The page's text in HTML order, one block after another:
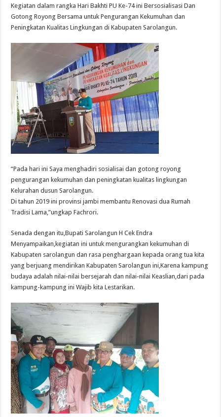
Kegiatan dalam rangka Hari Bakhti PU Ke-74 ini Bersosialisasi Dan
Gotong Royong Bersama untuk Pengurangan Kekumuhan dan
Peningkatan Kualitas Lingkungan di Kabupaten Sarolangun.
“Pada hari ini Saya menghadiri sosialisai dan gotong royong
pengurangan kekumuhan dan peningkatan kualitas lingkungan
Kelurahan dusun Sarolangun.
Di tahun 2019 ini provinsi jambi membantu Renovasi dua Rumah
Tradisi Lama,”ungkap Fachrori.
Senada dengan itu,Bupati Sarolangun H Cek Endra
Menyampaikan,kegiatan ini untuk mengurangkan kekumuhan di
Kabupaten sarolangun dan rasa penghargaan kepada orang tua kita
yang berjuang mendirikan Kabupaten Sarolangun ini,Karena kampung
budaya adalah nilai-nilai bersejarah dan nilai-nilai Keaslian,dari pada
kampung-kampung ini Wajib kita Lestarikan.